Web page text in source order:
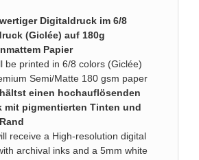
Digitaldruck im 6/8
(Giclée) auf 180g
Papier
be printed in 6/8 colors (Giclée)
Semi/Matte 180 gsm paper
einen hochauflösenden
mit pigmentierten Tinten und
receive a High-resolution digital
archival inks and a 5mm white